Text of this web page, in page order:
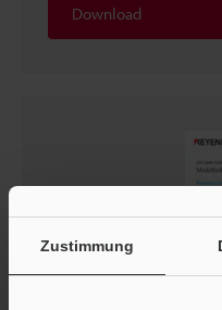
Zustimmung
Download